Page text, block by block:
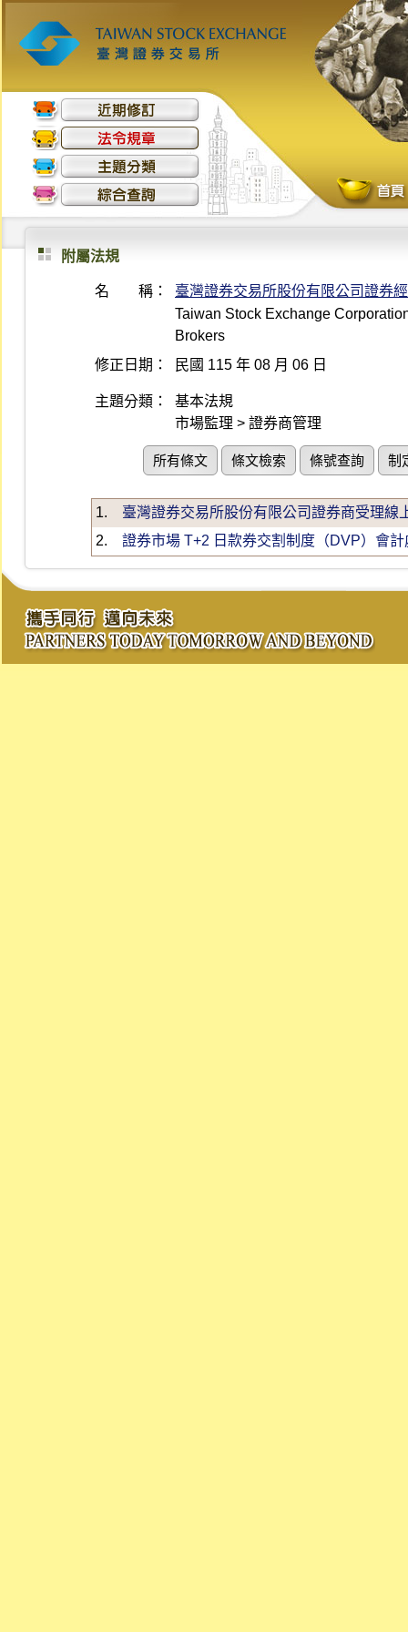
附屬法規
名 稱：
臺灣證券交易所股份有限公司證券
Taiwan Stock Exchange
Brokers
修正日期：
民國 115 年 08 月 06 日
主題分類：
基本法規
市場監理 > 證券商管理
所有條文 條文檢索 條號查詢 制
1.
臺灣證券交易所股份有限公司證券商受理
2.
證券市場 T+2 日款券交割制度（DVP）會